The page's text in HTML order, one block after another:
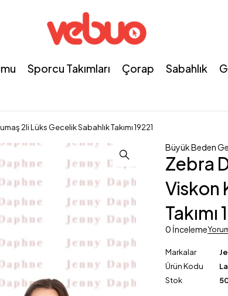
Sporcu Takımları Çorap Sabahlık
2li Lüks Gecelik Sabahlık Takımı 19221
Büyük Beden
Zebra
Viskon
Takımı
0 İnceleme
Markalar
Ürün Kodu
Stok